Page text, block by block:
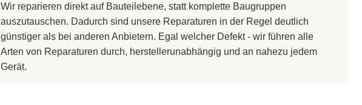
Wir reparieren direkt auf Bauteilebene, statt komplette Baugruppen
auszutauschen. Dadurch sind unsere Reparaturen in der Regel deutlich
günstiger als bei anderen Anbietern. Egal welcher Defekt - wir führen alle
Arten von Reparaturen durch, herstellerunabhängig und an nahezu jedem
Gerät.